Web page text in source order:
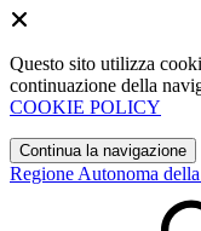
Questo sito utilizza
continuazione della
COOKIE POLICY
Continua la navigazione
Regione Autonoma